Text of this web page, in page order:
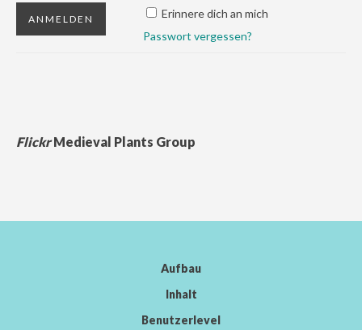
Erinnere dich an mich
Passwort vergessen?
FlickrMedieval Plants Group
Aufbau
Inhalt
Benutzerlevel